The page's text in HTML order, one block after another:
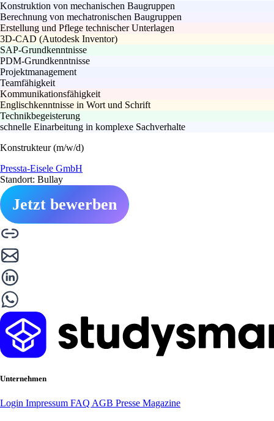
Konstruktion von mechanischen Baugruppen
Berechnung von mechatronischen Baugruppen
Erstellung und Pflege technischer Unterlagen
3D-CAD (Autodesk Inventor)
SAP-Grundkenntnisse
PDM-Grundkenntnisse
Projektmanagement
Teamfähigkeit
Kommunikationsfähigkeit
Englischkenntnisse in Wort und Schrift
Technikbegeisterung
schnelle Einarbeitung in komplexe Sachverhalte
Konstrukteur (m/w/d)
Pressta-Eisele GmbH
Standort: Bullay
Jetzt bewerben
Unternehmen
Login Impressum FAQ AGB Presse Magazine